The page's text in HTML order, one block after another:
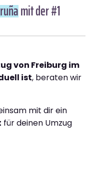
mit der #1
von Freiburg im
ist, beraten wir
mit dir ein
für deinen Umzug